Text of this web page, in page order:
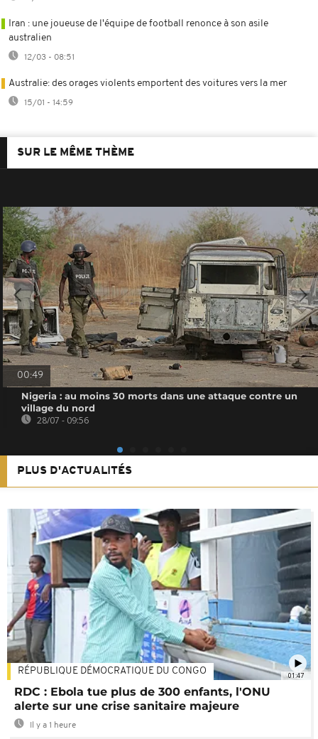
Iran : une joueuse de l'équipe de football renonce à son asile
australien
12/03 - 08:51
Australie: des orages violents emportent des voitures vers la mer
15/01 - 14:59
SUR LE MÊME THÈME
00:49
Nigeria : au moins 30 morts dans une attaque contre un
village du nord
28/07 - 09:56
PLUS D'ACTUALITÉS
01:47
RÉPUBLIQUE DÉMOCRATIQUE DU CONGO
RDC : Ebola tue plus de 300 enfants, l'ONU
alerte sur une crise sanitaire majeure
Il y a 1 heure